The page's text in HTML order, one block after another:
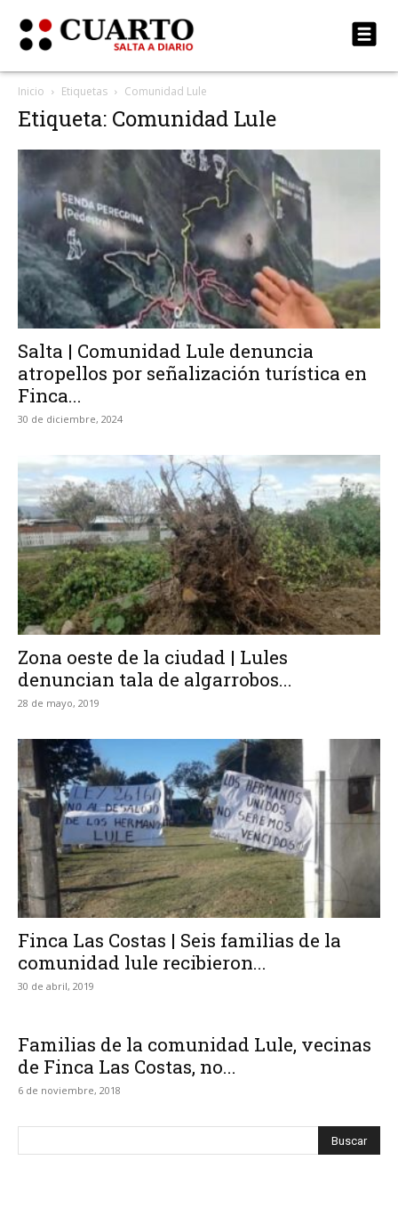
Inicio Etiquetas Comunidad Lule
Etiqueta: Comunidad Lule
Salta | Comunidad Lule denuncia
atropellos por señalización turística en
Finca...
30 de diciembre, 2024
Zona oeste de la ciudad | Lules
denuncian tala de algarrobos...
28 de mayo, 2019
Finca Las Costas | Seis familias de la
comunidad lule recibieron...
30 de abril, 2019
Familias de la comunidad Lule, vecinas
de Finca Las Costas, no...
6 de noviembre, 2018